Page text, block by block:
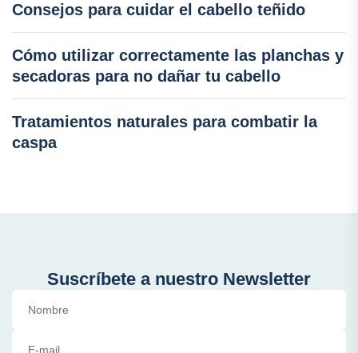
Consejos para cuidar el cabello teñido
Cómo utilizar correctamente las planchas y
secadoras para no dañar tu cabello
Tratamientos naturales para combatir la
caspa
Suscríbete a nuestro Newsletter